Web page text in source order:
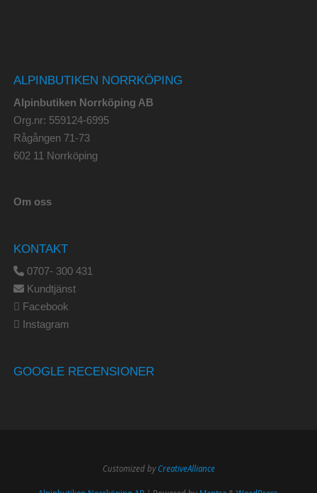
ALPINBUTIKEN NORRKÖPING
Alpinbutiken Norrköping AB
Org.nr: 559124-6995
Rågången 71-73
602 11 Norrköping
Om oss
KONTAKT
0707- 300 431
Kundtjänst
Facebook
Instagram
GOOGLE RECENSIONER
Customized byCreativeAlliance